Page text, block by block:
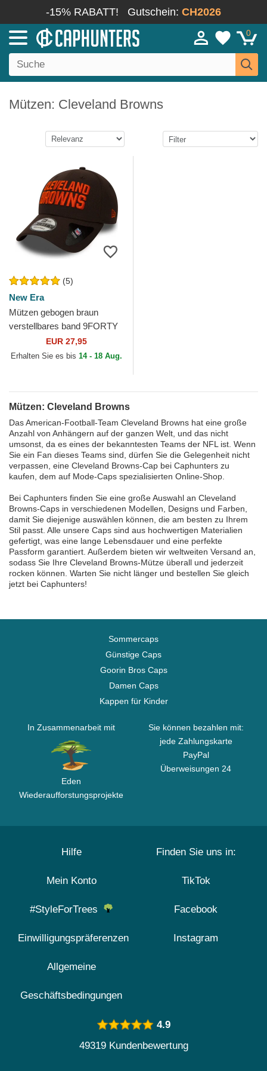
-15% RABATT! Gutschein: CH2026
0
Mützen: Cleveland Browns
(5)
New Era
Mützen gebogen braun
verstellbares band 9FORTY
The League der Cleveland
Browns NFL von New Era
EUR 27,95
Erhalten Sie es bis 14 - 18 Aug.
Mützen: Cleveland Browns
Das American-Football-Team Cleveland Browns hat eine große
Anzahl von Anhängern auf der ganzen Welt, und das nicht
umsonst, da es eines der bekanntesten Teams der NFL ist. Wenn
Sie ein Fan dieses Teams sind, dürfen Sie die Gelegenheit nicht
verpassen, eine Cleveland Browns-Cap bei Caphunters zu
kaufen, dem auf Mode-Caps spezialisierten Online-Shop.
Bei Caphunters finden Sie eine große Auswahl an Cleveland
Browns-Caps in verschiedenen Modellen, Designs und Farben,
damit Sie diejenige auswählen können, die am besten zu Ihrem
Stil passt. Alle unsere Caps sind aus hochwertigen Materialien
gefertigt, was eine lange Lebensdauer und eine perfekte
Passform garantiert. Außerdem bieten wir weltweiten Versand an,
sodass Sie Ihre Cleveland Browns-Mütze überall und jederzeit
rocken können. Warten Sie nicht länger und bestellen Sie gleich
jetzt bei Caphunters!
Sommercaps
Günstige Caps
Goorin Bros Caps
Damen Caps
Kappen für Kinder
In Zusammenarbeit mit
Eden
Wiederaufforstungsprojekte
Sie können bezahlen mit:
jede Zahlungskarte
PayPal
Überweisungen 24
Hilfe
Mein Konto
#StyleForTrees
Einwilligungspräferenzen
Allgemeine
Geschäftsbedingungen
Finden Sie uns in:
TikTok
Facebook
Instagram
4.9
49319 Kundenbewertung